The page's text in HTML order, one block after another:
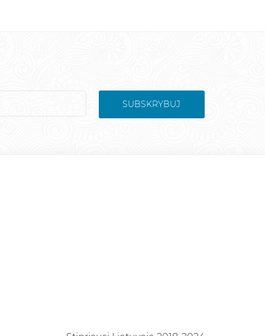
SUBSKRYBUJ